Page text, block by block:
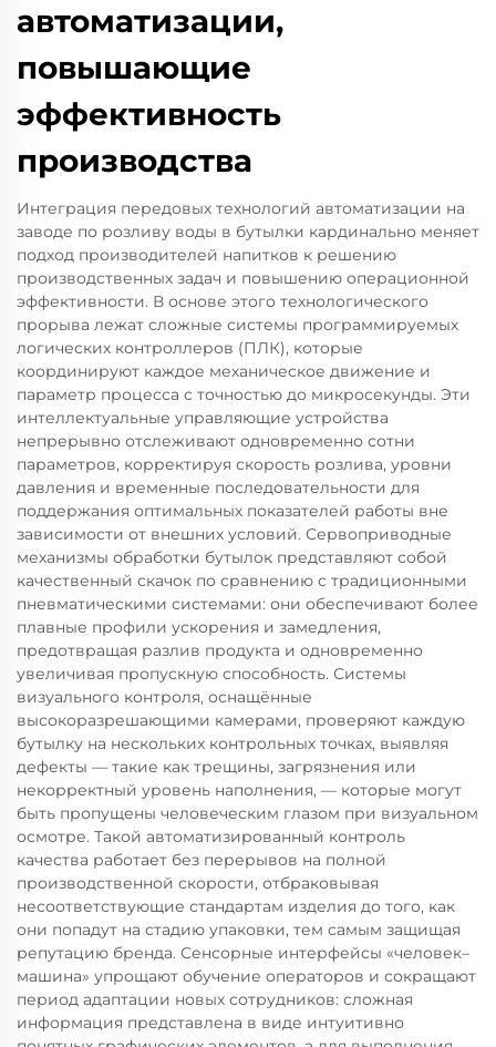
автоматизации,
повышающие
эффективность
производства
Интеграция передовых технологий автоматизации на
заводе по розливу воды в бутылки кардинально меняет
подход производителей напитков к решению
производственных задач и повышению операционной
эффективности. В основе этого технологического
прорыва лежат сложные системы программируемых
логических контроллеров (ПЛК), которые
координируют каждое механическое движение и
параметр процесса с точностью до микросекунды. Эти
интеллектуальные управляющие устройства
непрерывно отслеживают одновременно сотни
параметров, корректируя скорость розлива, уровни
давления и временные последовательности для
поддержания оптимальных показателей работы вне
зависимости от внешних условий. Сервоприводные
механизмы обработки бутылок представляют собой
качественный скачок по сравнению с традиционными
пневматическими системами: они обеспечивают более
плавные профили ускорения и замедления,
предотвращая разлив продукта и одновременно
увеличивая пропускную способность. Системы
визуального контроля, оснащённые
высокоразрешающими камерами, проверяют каждую
бутылку на нескольких контрольных точках, выявляя
дефекты — такие как трещины, загрязнения или
некорректный уровень наполнения, — которые могут
быть пропущены человеческим глазом при визуальном
осмотре. Такой автоматизированный контроль
качества работает без перерывов на полной
производственной скорости, отбраковывая
несоответствующие стандартам изделия до того, как
они попадут на стадию упаковки, тем самым защищая
репутацию бренда. Сенсорные интерфейсы «человек–
машина» упрощают обучение операторов и сокращают
период адаптации новых сотрудников: сложная
информация представлена в виде интуитивно